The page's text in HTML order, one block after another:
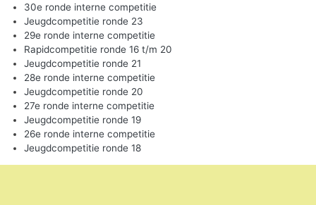
30e ronde interne competitie
Jeugdcompetitie ronde 23
29e ronde interne competitie
Rapidcompetitie ronde 16 t/m 20
Jeugdcompetitie ronde 21
28e ronde interne competitie
Jeugdcompetitie ronde 20
27e ronde interne competitie
Jeugdcompetitie ronde 19
26e ronde interne competitie
Jeugdcompetitie ronde 18